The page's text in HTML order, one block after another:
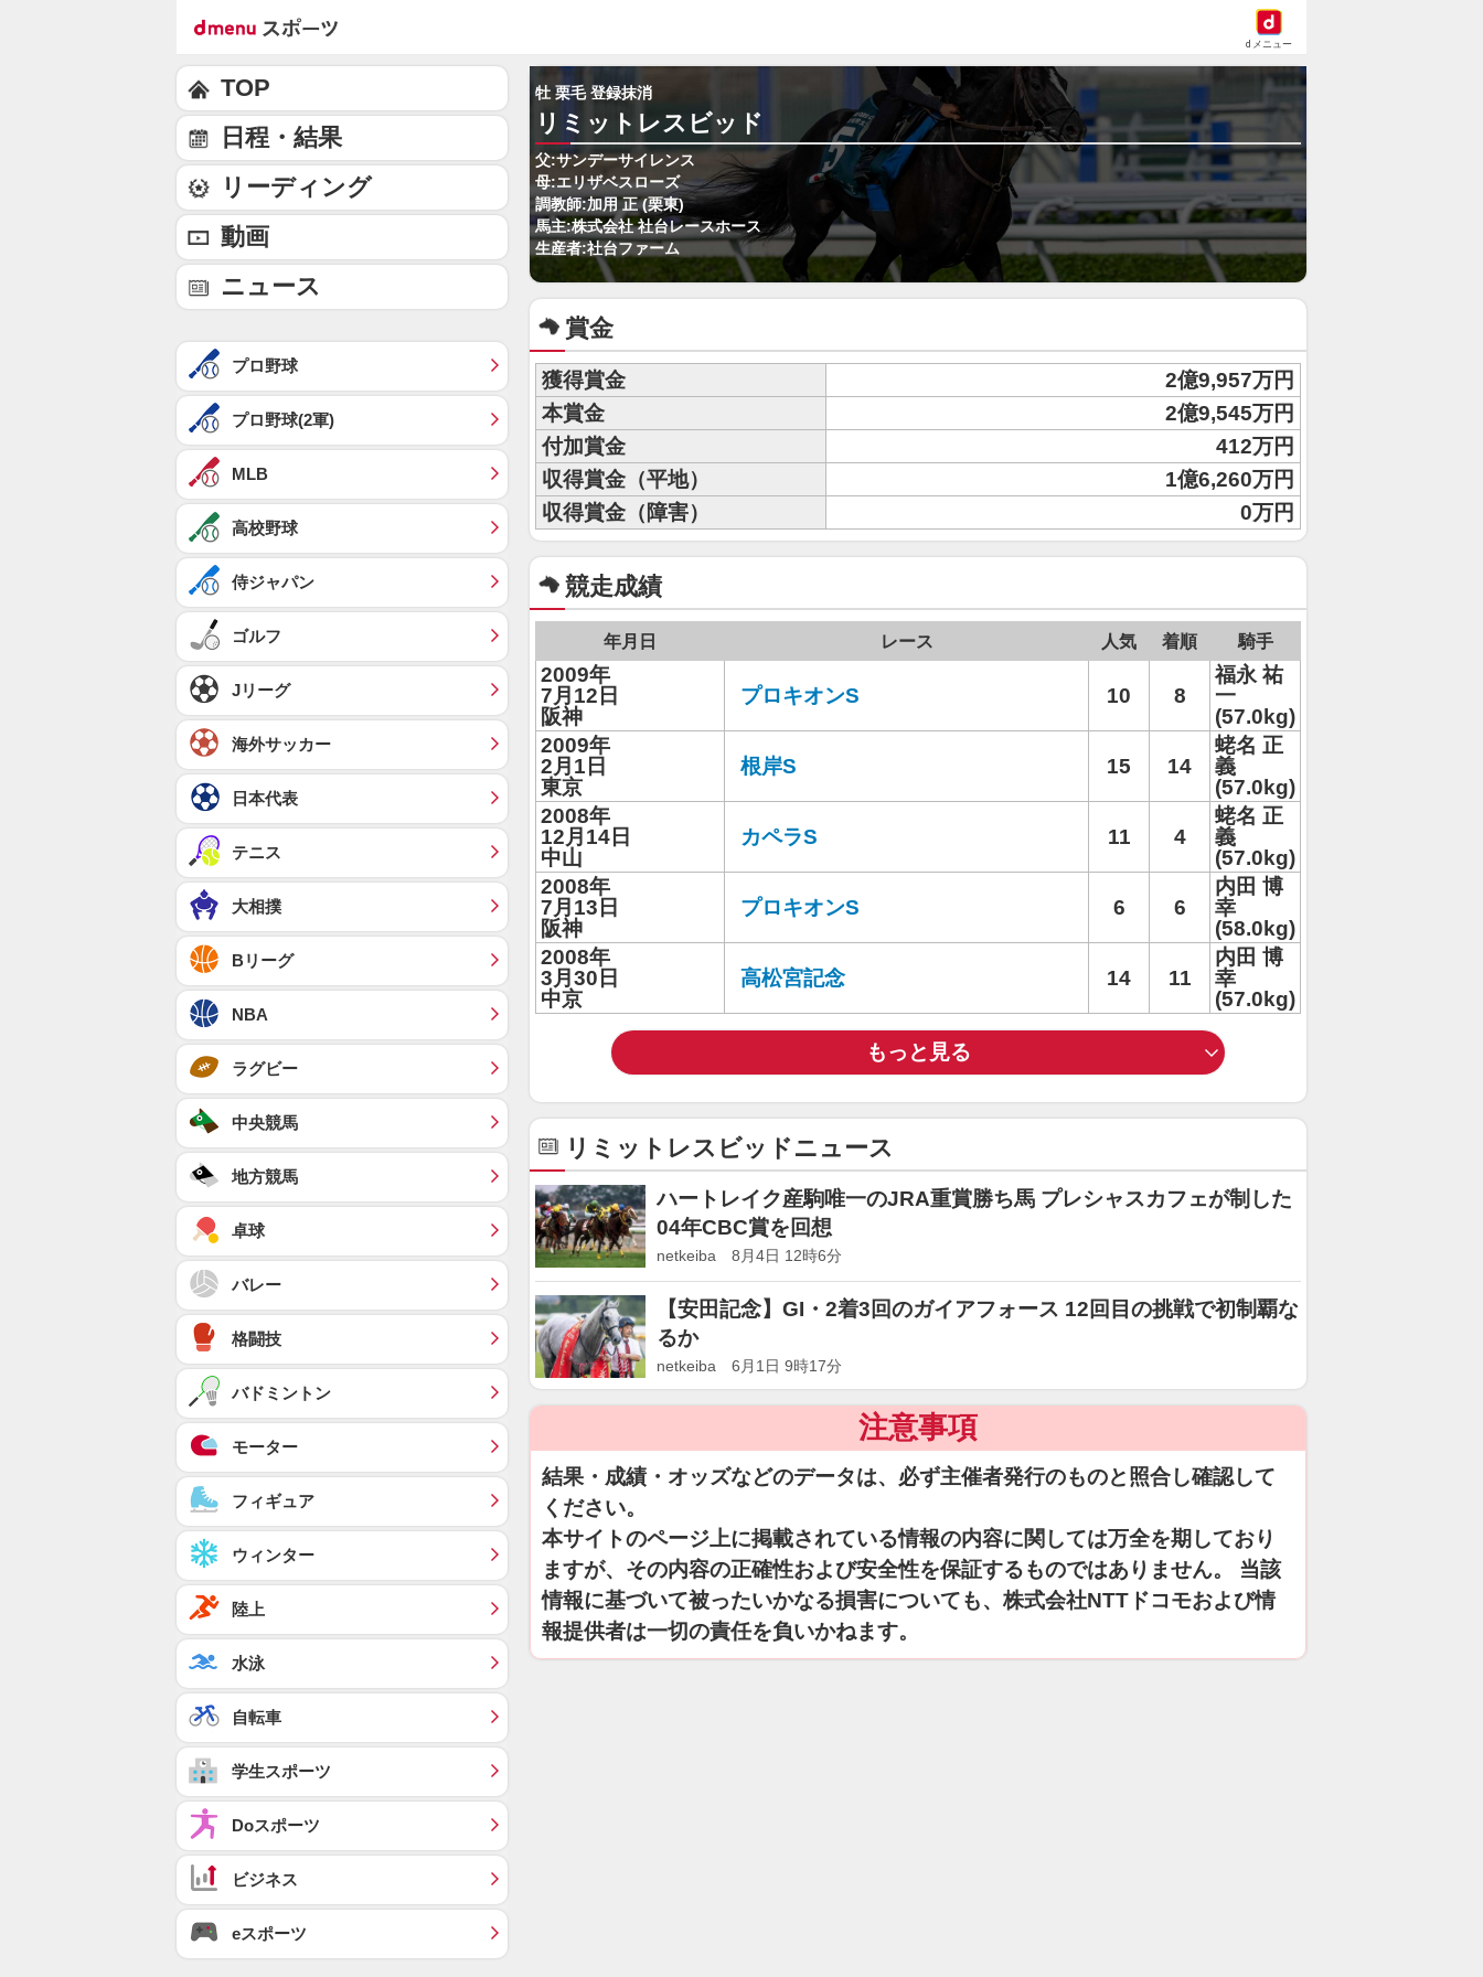
dメニュー
牡 栗毛 登録抹消
リミットレスビッド
父:サンデーサイレンス
母:エリザベスローズ
調教師:加用 正 (栗東)
馬主:株式会社 社台レースホース
生産者:社台ファーム
賞金
獲得賞金
2億9,957万円
本賞金
2億9,545万円
付加賞金
412万円
収得賞金（平地）
1億6,260万円
収得賞金（障害）
0万円
競走成績
年月日 レース 人気 着順 騎手
2009年
7月12日
阪神
プロキオンS 10 8
福永 祐
一
(57.0kg)
2009年
2月1日
東京
根岸S 15 14
蛯名 正
義
(57.0kg)
2008年
12月14日
中山
カペラS 11 4
蛯名 正
義
(57.0kg)
2008年
7月13日
阪神
プロキオンS 6 6
内田 博
幸
(58.0kg)
2008年
3月30日
中京
高松宮記念 14 11
内田 博
幸
(57.0kg)
もっと見る
リミットレスビッドニュース
ハートレイク産駒唯一のJRA重賞勝ち馬 プレシャスカフェが制した
04年CBC賞を回想
netkeiba 8月4日 12時6分
【安田記念】GI・2着3回のガイアフォース 12回目の挑戦で初制覇な
るか
netkeiba 6月1日 9時17分
注意事項
結果・成績・オッズなどのデータは、必ず主催者発行のものと照合し確認して
ください。
本サイトのページ上に掲載されている情報の内容に関しては万全を期しており
ますが、その内容の正確性および安全性を保証するものではありません。 当該
情報に基づいて被ったいかなる損害についても、株式会社NTTドコモおよび情
報提供者は一切の責任を負いかねます。
TOP
日程・結果
リーディング
動画
ニュース
プロ野球
プロ野球(2軍)
MLB
高校野球
侍ジャパン
ゴルフ
Jリーグ
海外サッカー
日本代表
テニス
大相撲
Bリーグ
NBA
ラグビー
中央競馬
地方競馬
卓球
バレー
格闘技
バドミントン
モーター
フィギュア
ウィンター
陸上
水泳
自転車
学生スポーツ
Doスポーツ
ビジネス
eスポーツ